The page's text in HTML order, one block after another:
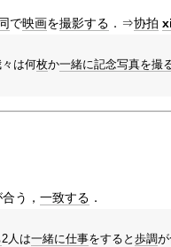
で映画を撮影する ．⇒协拍
は何枚か一緒に記念写真を撮
う， 一致する ．
2人は一緒に仕事をすると 歩調が